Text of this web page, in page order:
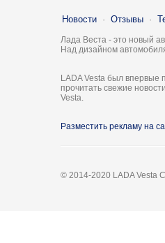
Новости · Отзывы ·
Лада Веста - это новый
Над дизайном
LADA Vesta был впервые
прочитать свежие
Vesta.
Разместить рекламу на
© 2014-2020 LADA Vesta